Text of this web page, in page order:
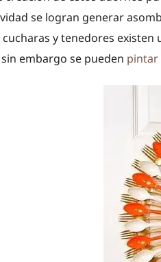
se logran generar
cucharas y tenedores
embargo se pueden pintar